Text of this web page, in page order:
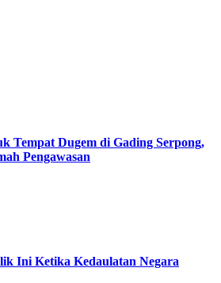
Tempat Dugem di Gading Serpong,
Pengawasan
Ini Ketika Kedaulatan Negara